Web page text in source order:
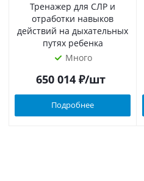
Тренажер для СЛР и
отработки навыков
действий на дыхательных
путях ребенка
Много
650 014₽/шт
Подробнее